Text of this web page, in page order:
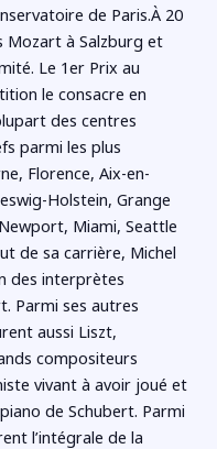
de Paris.À 20
Mozart à Salzburg et
Le 1er Prix au
le consacre en
des centres
parmi les plus
Florence, Aix-en-
Holstein, Grange
Miami, Seattle
de sa carrière, Michel
des interprètes
Parmi ses autres
aussi Liszt,
compositeurs
vivant à avoir joué et
de Schubert. Parmi
l’intégrale de la